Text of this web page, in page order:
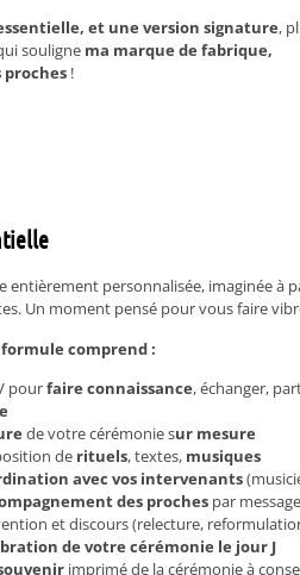
et une version signature,
souligne ma marque de fabrique,
!
entièrement personnalisée, imaginée à
Un moment pensé pour vous faire
comprend :
pourfaire connaissance, échanger,
de votre cérémonie sur mesure
de rituels, textes, musiques
avec vos intervenants
des proches par
et discours (relecture,
de votre cérémonie le jour J
imprimé de la cérémonie à